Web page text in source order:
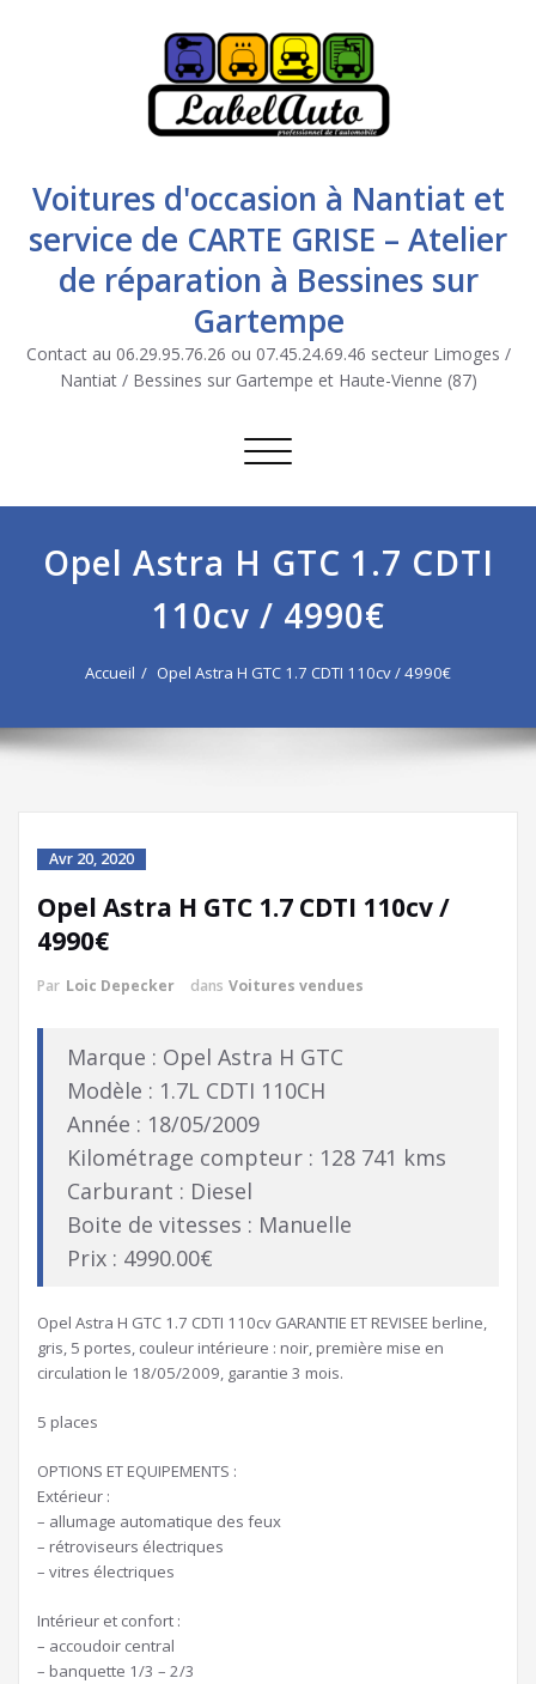
Voitures d'occasion à Nantiat et
service de CARTE GRISE – Atelier
de réparation à Bessines sur
Gartempe
Contact au 06.29.95.76.26 ou 07.45.24.69.46 secteur Limoges /
Nantiat / Bessines sur Gartempe et Haute-Vienne (87)
Afficher/masquer la navigation
Opel Astra H GTC 1.7 CDTI
110cv / 4990€
Accueil Opel Astra H GTC 1.7 CDTI 110cv / 4990€
Avr 20, 2020
Opel Astra H GTC 1.7 CDTI 110cv /
4990€
Par Loic Depecker dans Voitures vendues
Marque : Opel Astra H GTC
Modèle : 1.7L CDTI 110CH
Année : 18/05/2009
Kilométrage compteur : 128 741 kms
Carburant : Diesel
Boite de vitesses : Manuelle
Prix : 4990.00€
Opel Astra H GTC 1.7 CDTI 110cv GARANTIE ET REVISEE berline,
gris, 5 portes, couleur intérieure : noir, première mise en
circulation le 18/05/2009, garantie 3 mois.
5 places
OPTIONS ET EQUIPEMENTS :
Extérieur :
– allumage automatique des feux
– rétroviseurs électriques
– vitres électriques
Intérieur et confort :
– accoudoir central
– banquette 1/3 – 2/3